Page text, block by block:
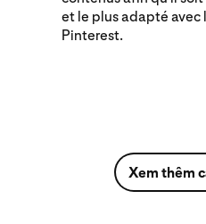
et le plus adapté avec
Pinterest.
Xem thêm